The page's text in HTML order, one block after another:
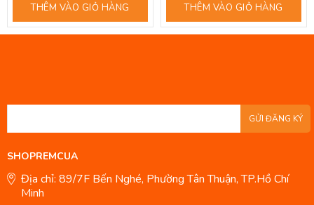
THÊM VÀO GIỎ HÀNG THÊM VÀO GIỎ HÀNG
GỬI ĐĂNG KÝ
SHOPREMCUA
Địa chỉ: 89/7F Bến Nghé, Phường Tân Thuận, TP.Hồ Chí
Minh